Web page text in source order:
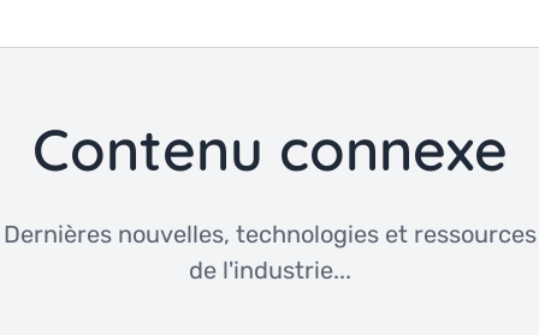
Contenu connexe
Dernières nouvelles, technologies et ressources
de l'industrie...